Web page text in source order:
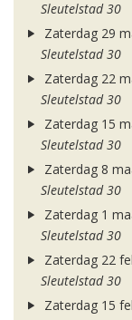
Sleutelstad 30
Zaterdag 29
Sleutelstad 30
Zaterdag 22
Sleutelstad 30
Zaterdag 15
Sleutelstad 30
Zaterdag 8
Sleutelstad 30
Zaterdag 1
Sleutelstad 30
Zaterdag 22
Sleutelstad 30
Zaterdag 15